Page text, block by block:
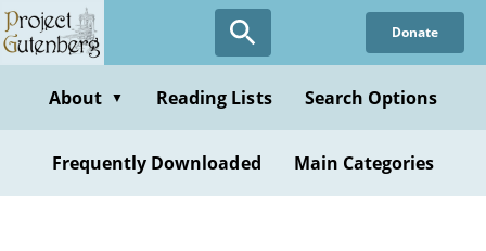
Skip
to
content
Donate
About ▼ Reading Lists Search Options
Frequently Downloaded Main Categories